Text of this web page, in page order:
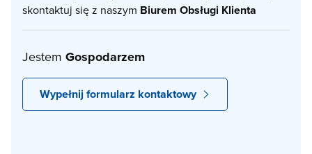
skontaktuj się z naszym Biurem Obsługi Klienta
Jestem Gospodarzem
Wypełnij formularz kontaktowy